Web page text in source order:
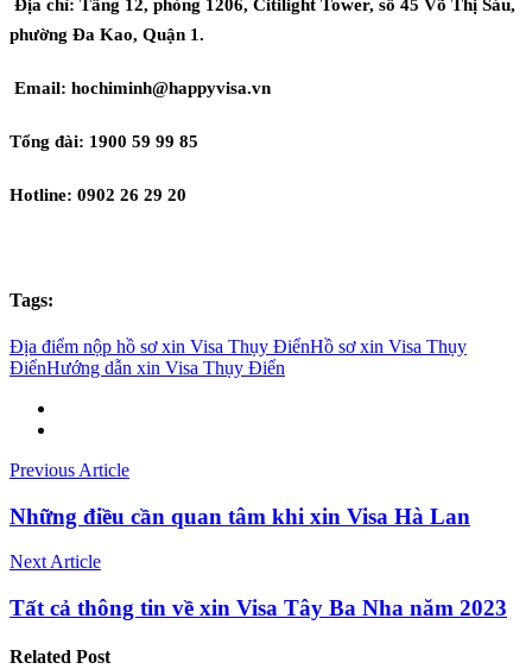
Địa chỉ: Tầng 12, phòng 1206, Citilight Tower, số 45 Võ Thị Sáu,
phường Đa Kao, Quận 1.
Email: hochiminh@happyvisa.vn
Tổng đài: 1900 59 99 85
Hotline: 0902 26 29 20
Tags:
Địa điểm nộp hồ sơ xin Visa Thụy ĐiểnHồ sơ xin Visa Thụy
ĐiểnHướng dẫn xin Visa Thụy Điển
Previous Article
Những điều cần quan tâm khi xin Visa Hà Lan
Next Article
Tất cả thông tin về xin Visa Tây Ba Nha năm 2023
Related Post